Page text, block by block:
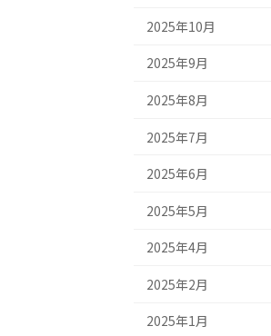
2025年10月
2025年9月
2025年8月
2025年7月
2025年6月
2025年5月
2025年4月
2025年2月
2025年1月